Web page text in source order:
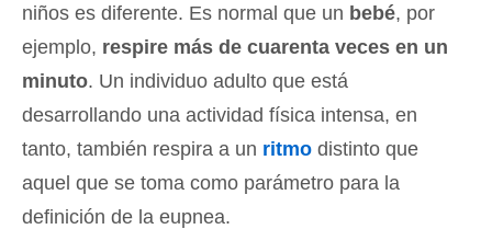
niños es diferente. Es normal que un bebé, por
ejemplo, respire más de cuarenta veces en un
minuto. Un individuo adulto que está
desarrollando una actividad física intensa, en
tanto, también respira a un ritmo distinto que
aquel que se toma como parámetro para la
definición de la eupnea.